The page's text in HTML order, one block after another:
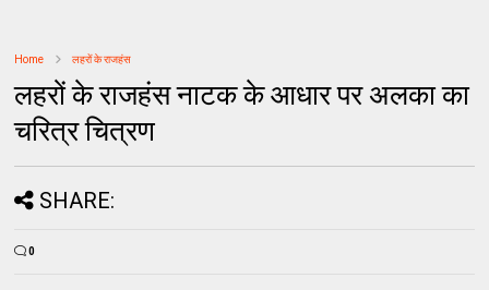
Home लहरों के राजहंस
लहरों के राजहंस नाटक के आधार पर अलका का
चरित्र चित्रण
SHARE:
0